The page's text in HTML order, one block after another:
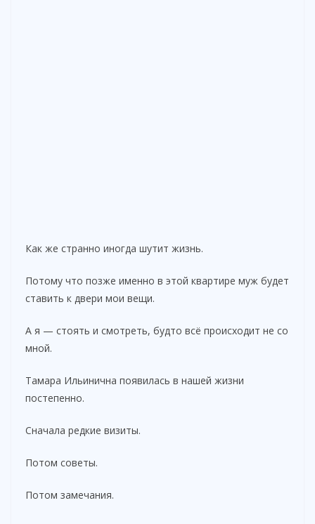
Как же странно иногда шутит жизнь.
Потому что позже именно в этой квартире муж будет
ставить к двери мои вещи.
А я — стоять и смотреть, будто всё происходит не со
мной.
Тамара Ильинична появилась в нашей жизни
постепенно.
Сначала редкие визиты.
Потом советы.
Потом замечания.